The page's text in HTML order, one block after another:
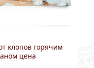
клопов горячим
цена